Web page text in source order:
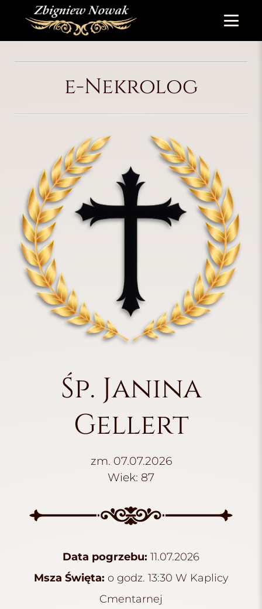
e-Nekrolog
Śp. Janina
Gellert
zm. 07.07.2026
Wiek: 87
Data pogrzebu: 11.07.2026
Msza Święta: o godz. 13:30 W Kaplicy
Cmentarnej